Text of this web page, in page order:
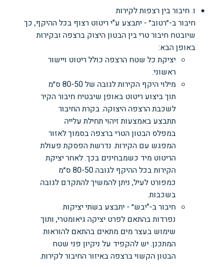
ו. חיבור בין רצפות לקירות
חיבור ב-״רטוב״ - יתבצע ע"י ריטוט רצוף בכל ההיקף, כך
שיובטח חיבור טרי בין הבטון היצוק ברצפה ובקירות
באופן הבא:
יציקת כל שטח הרצפה כולל ריטוט ויישור
ראשוני.
מילוי היקף הקירות לגובה של 80-50 ס״מ
תוך ביצוע ריטוט באופן שיבטיח חיבור הקיר
לשכבת הרצפה היצוקה. בקרת החיבור
תתבצע באמצעות זיהוי תחילת עלייה
במפלס הבטון הטרי ברצפה בסמוך לאזור
המפגש עם הקירות. נדרשת הפסקת פעולת
הריטוט מיד כשמבחינים בכך. לאחר יציקת
הקירות בכל ההיקף לגובה 80-50 ס״מ
כמפורט לעיל, ניתן להמשיך להתקדם לגובה
בשכבות.
חיבור ב-"יבש״ - יתבצע בשתי יציקות
נפרדות בהתאם לפרט יציקה גיאומטרי, ותוך
שימוש בעצר מים מתאים בהתאם להוראות
המתכנן. יש להקפיד על ניקיון פני שטח
הבטון הקשוי ברצפה באיזור החיבור לקירות.